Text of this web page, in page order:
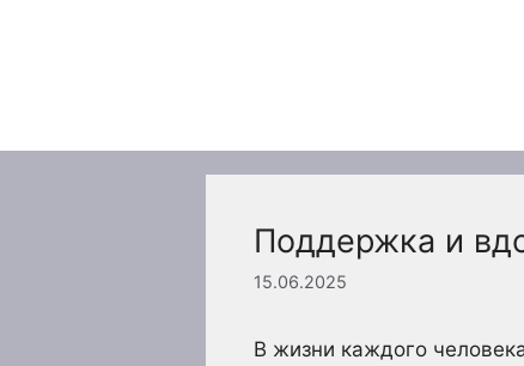
Поддержка и
15.06.2025
В жизни каждого